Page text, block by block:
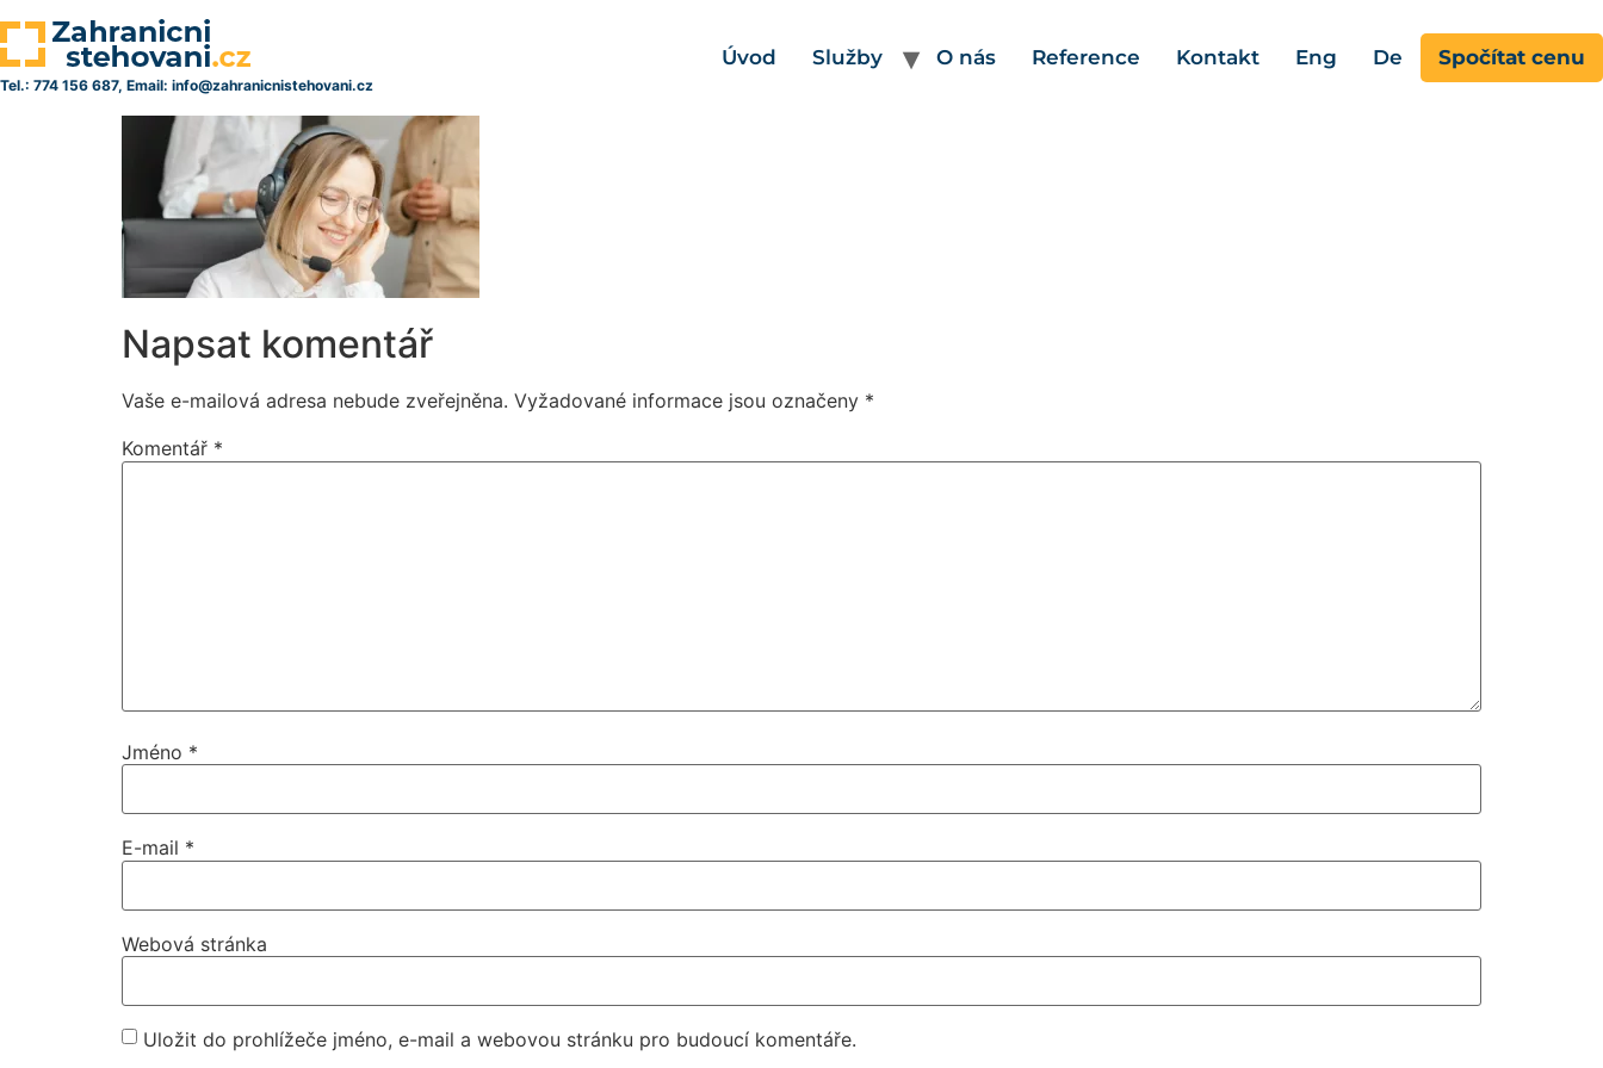
Tel.: 774 156 687, Email: info@zahranicnistehovani.cz
Úvod Služby O nás Reference Kontakt Eng De Spočítat cenu
Napsat komentář
Vaše e-mailová adresa nebude zveřejněna. Vyžadované informace jsou označeny *
Komentář *
Jméno *
E-mail *
Webová stránka
Uložit do prohlížeče jméno, e-mail a webovou stránku pro budoucí komentáře.